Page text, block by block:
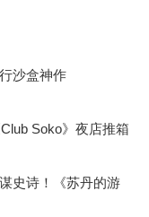
沙盒神作
Soko》夜店推箱
史诗！《苏丹的游